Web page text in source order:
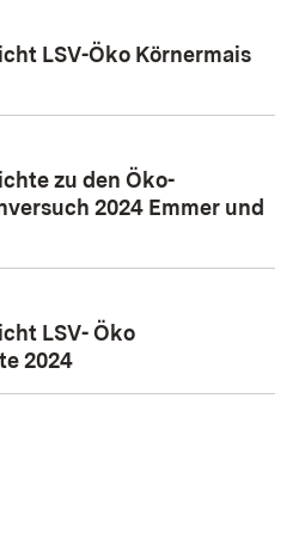
LSV-Öko Körnermais
zu den Öko-
2024 Emmer und
LSV- Öko
2024